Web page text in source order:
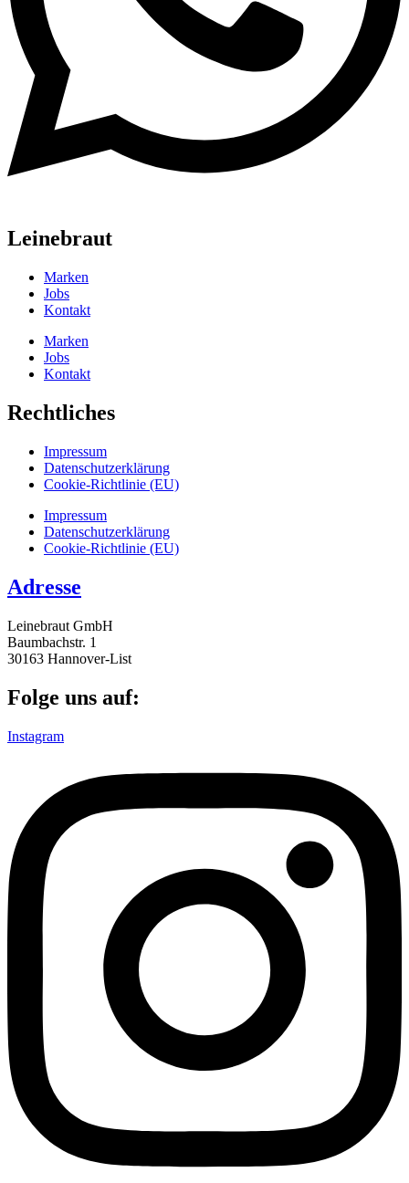
Leinebraut
Marken
Jobs
Kontakt
Marken
Jobs
Kontakt
Rechtliches
Impressum
Datenschutz­erklärung
Cookie-Richtlinie (EU)
Impressum
Datenschutz­erklärung
Cookie-Richtlinie (EU)
Adresse
Leinebraut GmbH
Baumbachstr. 1
30163 Hannover-List
Folge uns auf:
Instagram